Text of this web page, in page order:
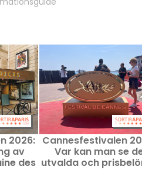
2026:
av
des
Cannesfestivalen
Var kan man se
utvalda och